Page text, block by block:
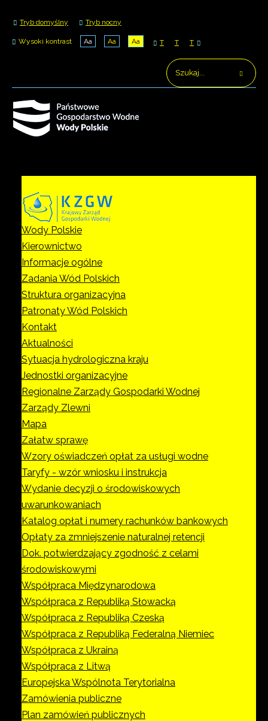
Tryb domyślny Tryb nocny
Wysoki kontrast Aa Aa Aa T T T
Wody Polskie
Kierownictwo
Informacje ogólne
Zadania Wód Polskich
Struktura organizacyjna
Patronaty Wód Polskich
Kontakt
Aktualności
Sytuacja hydrologiczna kraju
Jednostki organizacyjne
Regionalne Zarządy Gospodarki Wodnej
Zarządy Zlewni
Mapa
Załatw sprawę
Wzory oświadczeń opłat za usługi wodne
Taryfy - wzór wniosku i instrukcja
Wydanie decyzji o środowiskowych
uwarunkowaniach
Katalog opłat i numery rachunków bankowych
Opłaty za zmniejszenie naturalnej retencji
Dok. potwierdzający zgodność z celami
środowiskowymi
Współpraca Międzynarodowa
Współpraca z Republiką Słowacką
Współpraca z Republiką Czeską
Współpraca z Republiką Federalną Niemiec
Współpraca z Ukrainą
Współpraca z Litwą
Europejska Wspólnota Terytorialna
Zamówienia publiczne
Plan zamówień publicznych